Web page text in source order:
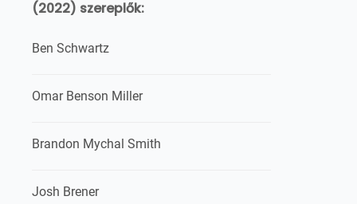
(2022) szereplők:
Ben Schwartz
Omar Benson Miller
Brandon Mychal Smith
Josh Brener